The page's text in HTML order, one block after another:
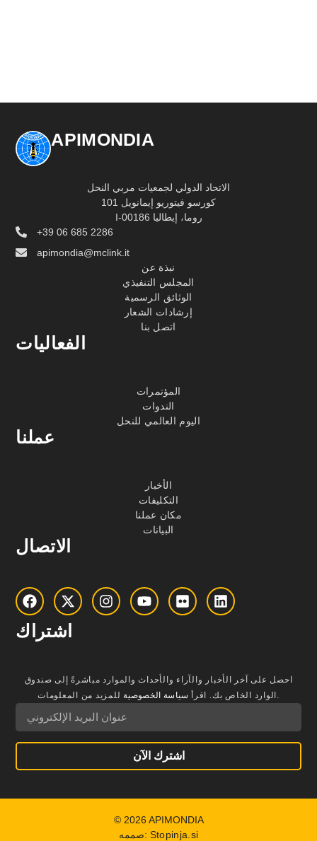
APIMONDIA
الاتحاد الدولي لجمعيات مربي النحل
كورسو فيتوريو إيمانويل 101
I-00186 روما، إيطاليا
+39 06 685 2286
apimondia@mclink.it
نبذة عن
المجلس التنفيذي
الوثائق الرسمية
إرشادات الشعار
اتصل بنا
الفعاليات
المؤتمرات
الندوات
اليوم العالمي للنحل
عملنا
الأخبار
التكليفات
مكان عملنا
البيانات
الاتصال
اشتراك
احصل على آخر الأخبار والآراء والأحداث والموارد مباشرةً إلى صندوق
الوارد الخاص بك.
اقرأ سياسة الخصوصية للمزيد من المعلومات.
اشترك الآن
© 2026 APIMONDIA
صممه: Stopinja.si